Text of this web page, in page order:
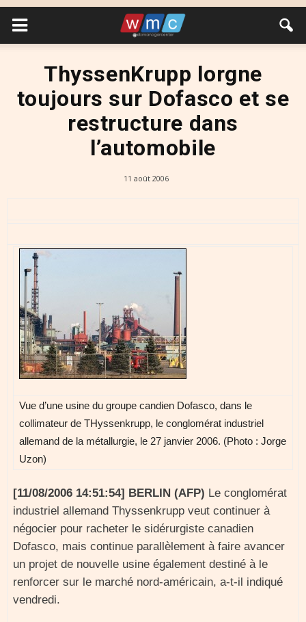
ThyssenKrupp lorgne
toujours sur Dofasco et se
restructure dans
l’automobile
11 août 2006
Vue d’une usine du groupe candien Dofasco, dans le
collimateur de THyssenkrupp, le conglomérat industriel
allemand de la métallurgie, le 27 janvier 2006. (Photo : Jorge
Uzon)
[11/08/2006 14:51:54] BERLIN (AFP) Le conglomérat
industriel allemand Thyssenkrupp veut continuer à
négocier pour racheter le sidérurgiste canadien
Dofasco, mais continue parallèlement à faire avancer
un projet de nouvelle usine également destiné à le
renforcer sur le marché nord-américain, a-t-il indiqué
vendredi.